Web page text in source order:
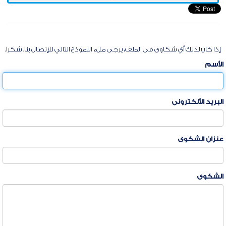
إذا كان لديك أي شكاوى فى الملف، يرجى ملء النموذج التالي للإتصال بنا. شكرا.
الأسم
البريد الألكترونى
عنزان الشكوى
الشكوى